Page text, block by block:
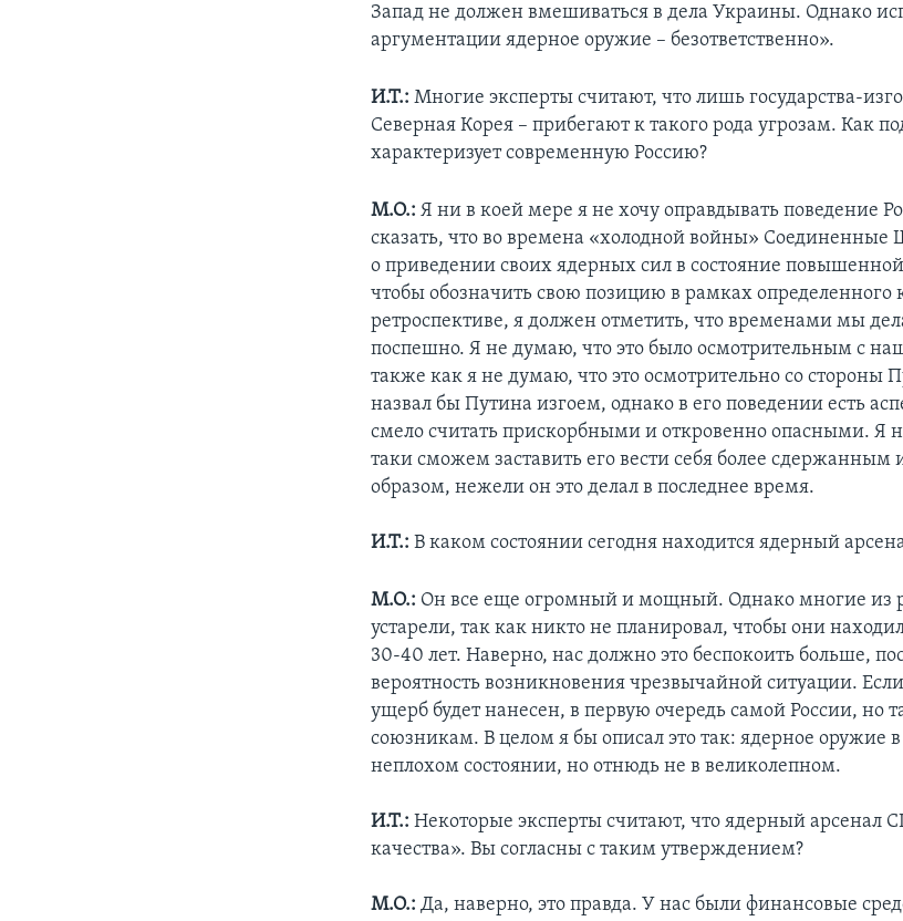
Запад не должен вмешиваться в дела Украины. Однако
аргументации ядерное оружие – безответственно».
И.Т.:Многие эксперты считают, что лишь государства-
Северная Корея – прибегают к такого рода угрозам. Как
характеризует современную Россию?
М.О.:Я ни в коей мере я не хочу оправдывать поведение
сказать, что во времена «холодной войны» Соединенные
о приведении своих ядерных сил в состояние повышенной
чтобы обозначить свою позицию в рамках определенного
ретроспективе, я должен отметить, что временами мы
поспешно. Я не думаю, что это было осмотрительным с
также как я не думаю, что это осмотрительно со стороны
назвал бы Путина изгоем, однако в его поведении есть
смело считать прискорбными и откровенно опасными. Я
таки сможем заставить его вести себя более
образом, нежели он это делал в последнее время.
И.Т.: В каком состоянии сегодня находится ядерный
М.О.: Он все еще огромный и мощный. Однако многие из
устарели, так как никто не планировал, чтобы они
30-40 лет. Наверно, нас должно это беспокоить больше,
вероятность возникновения чрезвычайной ситуации.
ущерб будет нанесен, в первую очередь самой России,
союзникам. В целом я бы описал это так: ядерное оружие
неплохом состоянии, но отнюдь не в великолепном.
И.Т.: Некоторые эксперты считают, что ядерный арсенал
качества». Вы согласны с таким утверждением?
М.О.: Да, наверно, это правда. У нас были финансовые